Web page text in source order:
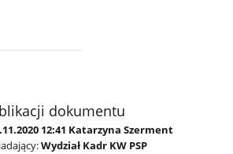
dokumentu
12:41 Katarzyna Szerment
Wydział Kadr KW PSP